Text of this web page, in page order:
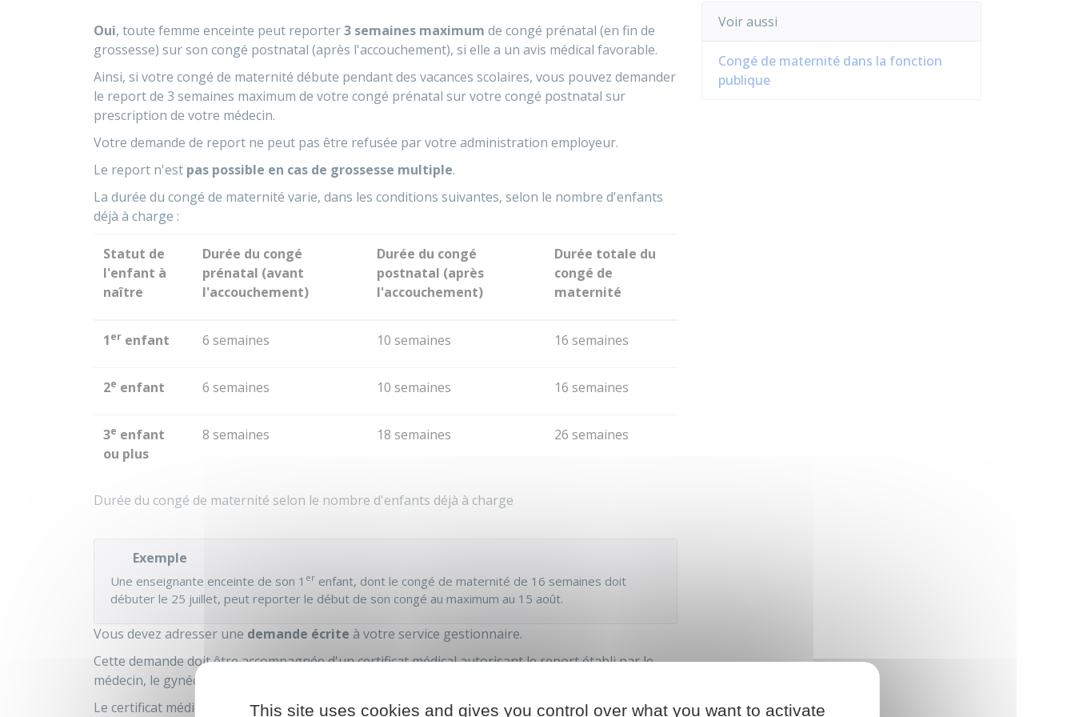
Oui, toute femme enceinte peut reporter3 semaines maximum de congé prénatal (en fin de
grossesse) sur son congé postnatal (après l'accouchement), si elle a un avis médical favorable.
Ainsi, si votre congé de maternité débute pendant des vacances scolaires, vous pouvez demander
le report de 3 semaines maximum de votre congé prénatal sur votre congé postnatal sur
prescription de votre médecin.
Votre demande de report ne peut pas être refusée par votre administration employeur.
Le report n'est pas possible en cas de grossesse multiple.
La durée du congé de maternité varie, dans les conditions suivantes, selon le nombre d'enfants
déjà à charge :
Durée du congé de maternité selon le nombre d'enfants déjà à charge
Statut de
l'enfant à
naître
Durée du congé
prénatal (avant
l'accouchement)
Durée du congé
postnatal (après
l'accouchement)
Durée totale du
congé de
maternité
1er enfant 6 semaines 10 semaines 16 semaines
2e enfant 6 semaines 10 semaines 16 semaines
3e enfant
ou plus
8 semaines 18 semaines 26 semaines
Exemple
Une enseignante enceinte de son 1 er enfant, dont le congé de maternité de 16 semaines doit
débuter le 25 juillet, peut reporter le début de son congé au maximum au 15 août.
Vous devez adresser une demande écrite à votre service gestionnaire.
Cette demande doit être accompagnée d'un certificat médical autorisant le report établi par le
médecin, le gynécologue ou la sage-femme qui suit votre grossesse.
Le certificat médical précise le nombre de jours à reporter, soit en 1 seule fois pour 3 semaines
Voir aussi
Congé de maternité dans la fonction
publique
This site uses cookies and gives you control over what you want to activate